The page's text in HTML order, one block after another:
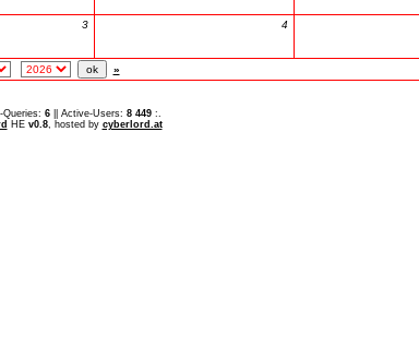
3 4
»
Queries: 6 || Active-Users: 8 449 :.
HE v0.8, hosted by cyberlord.at